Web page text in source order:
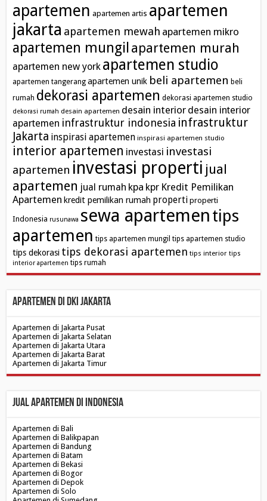
apartemen apartemen artis apartemen
jakarta apartemen mewah apartemen mikro
apartemen mungil apartemen murah
apartemen new york apartemen studio
apartemen tangerang apartemen unik beli apartemen beli
rumah dekorasi apartemen dekorasi apartemen studio
dekorasi rumah desain apartemen desain interior desain interior
apartemen infrastruktur indonesia infrastruktur
Jakarta inspirasi apartemen inspirasi apartemen studio
interior apartemen investasi investasi
apartemen investasi properti jual
apartemen jual rumah kpa kpr Kredit Pemilikan
Apartemen kredit pemilikan rumah properti properti
Indonesia rusunawa sewa apartementips
apartemen tips apartemen mungil tips apartemen studio
tips dekorasi tips dekorasi apartemen tips interior tips
interior apartemen tips rumah
Apartemen di DKI Jakarta
Apartemen di Jakarta Pusat
Apartemen di Jakarta Selatan
Apartemen di Jakarta Utara
Apartemen di Jakarta Barat
Apartemen di Jakarta Timur
Jual Apartemen di Indonesia
Apartemen di Bali
Apartemen di Balikpapan
Apartemen di Bandung
Apartemen di Batam
Apartemen di Bekasi
Apartemen di Bogor
Apartemen di Depok
Apartemen di Solo